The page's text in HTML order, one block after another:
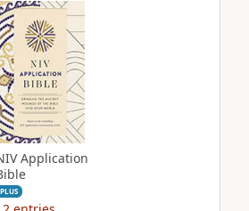
Application
PLUS